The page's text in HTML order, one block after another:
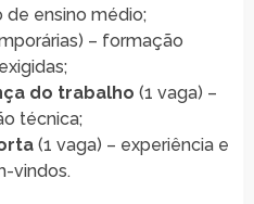
de ensino médio;
– formação
do trabalho (1 vaga) –
técnica;
(1 vaga) – experiência e
vindos.